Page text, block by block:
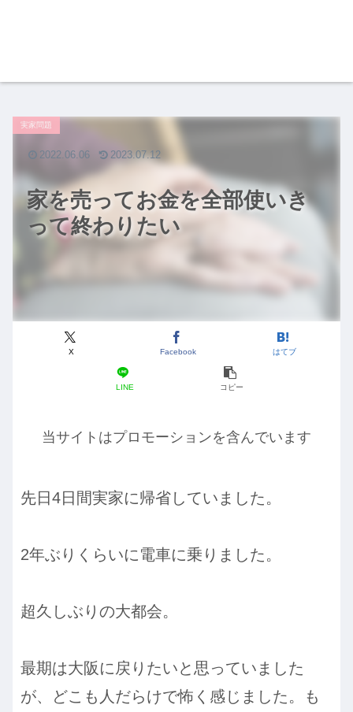
家を売ってお金を全部使いき
って終わりたい
実家問題
X Facebook はてブ
LINE コピー
2022.06.06 2023.07.12
当サイトはプロモーションを含んでいます
先日4日間実家に帰省していました。
2年ぶりくらいに電車に乗りました。
超久しぶりの大都会。
最期は大阪に戻りたいと思っていました
が、どこも人だらけで怖く感じました。も